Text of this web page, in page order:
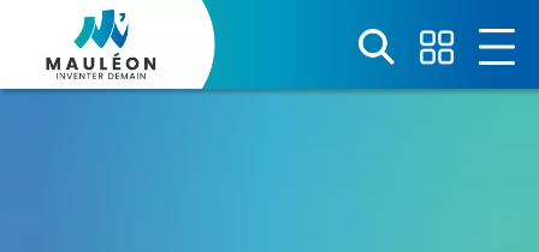
Panneau de gestion des cookies